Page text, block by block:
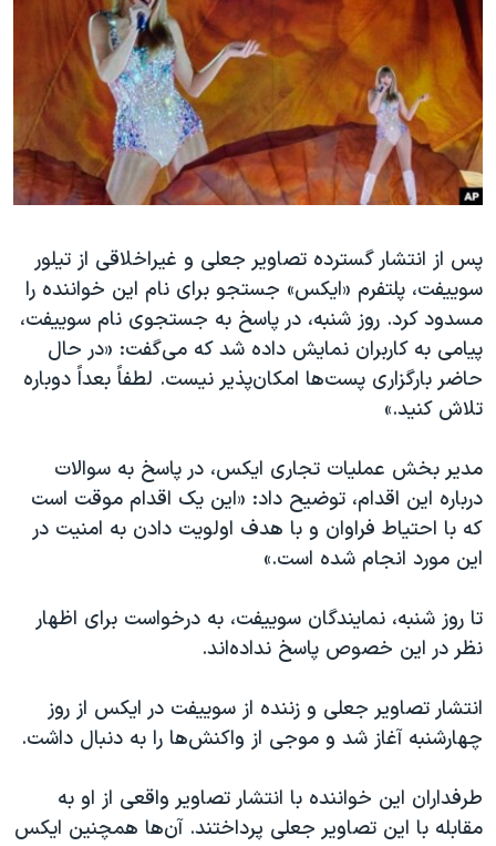
فرهنگ و زندگی
حقوق شهروندی
اقتصادی
علم و فناوری
اسرائیل در جنگ
آرشیو پخش زنده
مستندها
انتخابات ریاست جمهوری آمریکا ۲۰۲۴
حمله جمهوری اسلامی به اسرائیل
رمز مهسا
ورزش زنان در ایران
مجموعه مستندهای دادخواهی
تریبونال مردمی آبان ۹۸
دادگاه حمید نوری
چهل سال گروگان‌گیری
قانون شفافیت دارائی کادر رهبری ایران
اعتراضات مردمی آبان ۹۸
اسرائیل در جنگ
نرگس محمدی برنده جایزه نوبل صلح
صفحه‌های ویژه
سفر پرزیدنت ترامپ به چین
دنبال کنید
زبانهای مختلف
پس از انتشار گسترده تصاویر جعلی و غیراخلاقی از تیلور
سوییفت، پلتفرم «ایکس» جستجو برای نام این خواننده را
مسدود کرد. روز شنبه، در پاسخ به جستجوی نام سوییفت،
پیامی به کاربران نمایش داده شد که می‌گفت: «در حال
حاضر بارگزاری پست‌ها امکان‌پذیر نیست. لطفاً بعداً دوباره
تلاش کنید.»
مدیر بخش عملیات تجاری ایکس، در پاسخ به سوالات
درباره این اقدام، توضیح داد: «این یک اقدام موقت است
که با احتیاط فراوان و با هدف اولویت دادن به امنیت در
این مورد انجام شده است.»
تا روز شنبه، نمایندگان سوییفت، به درخواست برای اظهار
نظر در این خصوص پاسخ نداده‌اند.
انتشار تصاویر جعلی و زننده از سوییفت در ایکس از روز
چهارشنبه آغاز شد و موجی از واکنش‌ها را به دنبال داشت.
طرفداران این خواننده با انتشار تصاویر واقعی از او به
مقابله با این تصاویر جعلی پرداختند. آن‌ها همچنین ایکس